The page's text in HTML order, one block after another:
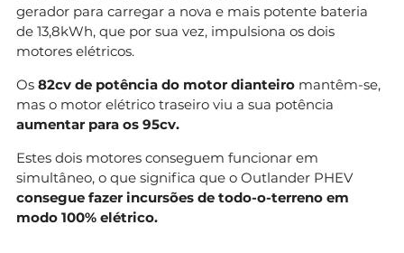
gerador para carregar a nova e mais potente bateria
de 13,8kWh, que por sua vez, impulsiona os dois
motores elétricos.
Os 82cv de potência do motor dianteiro mantêm-se,
mas o motor elétrico traseiro viu a sua potência
aumentar para os 95cv.
Estes dois motores conseguem funcionar em
simultâneo, o que significa que o Outlander PHEV
consegue fazer incursões de todo-o-terreno em
modo 100% elétrico.